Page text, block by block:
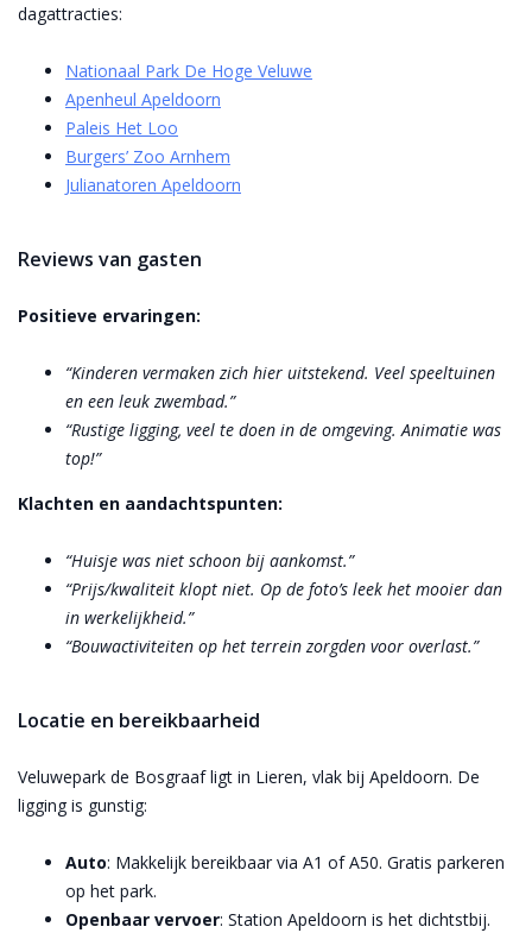
dagattracties:
Nationaal Park De Hoge Veluwe
Apenheul Apeldoorn
Paleis Het Loo
Burgers’ Zoo Arnhem
Julianatoren Apeldoorn
Reviews van gasten
Positieve ervaringen:
“Kinderen vermaken zich hier uitstekend. Veel speeltuinen
en een leuk zwembad.”
“Rustige ligging, veel te doen in de omgeving. Animatie was
top!”
Klachten en aandachtspunten:
“Huisje was niet schoon bij aankomst.”
“Prijs/kwaliteit klopt niet. Op de foto’s leek het mooier dan
in werkelijkheid.”
“Bouwactiviteiten op het terrein zorgden voor overlast.”
Locatie en bereikbaarheid
Veluwepark de Bosgraaf ligt in Lieren, vlak bij Apeldoorn. De
ligging is gunstig:
Auto: Makkelijk bereikbaar via A1 of A50. Gratis parkeren
op het park.
Openbaar vervoer: Station Apeldoorn is het dichtstbij.